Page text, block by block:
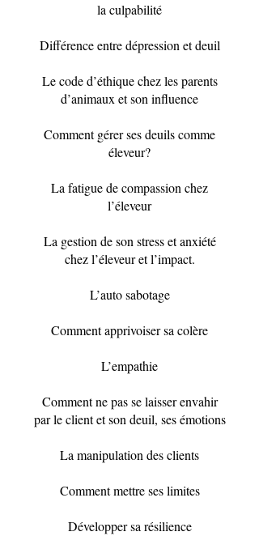
la culpabilité
Différence entre dépression et deuil
Le code d’éthique chez les parents
d’animaux et son influence
Comment gérer ses deuils comme
éleveur?
La fatigue de compassion chez
l’éleveur
La gestion de son stress et anxiété
chez l’éleveur et l’impact.
L’auto sabotage
Comment apprivoiser sa colère
L’empathie
Comment ne pas se laisser envahir
par le client et son deuil, ses émotions
La manipulation des clients
Comment mettre ses limites
Développer sa résilience